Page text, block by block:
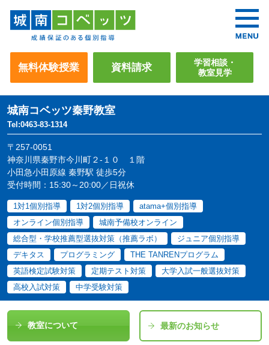
無料体験授業 資料請求
学習相談・
教室見学
城南コベッツ秦野教室
Tel:0463-83-1314
〒257-0051
神奈川県秦野市今川町２-１０ １階
小田急小田原線 秦野駅 徒歩5分
受付時間：15:30～20:00／日祝休
1対1個別指導 1対2個別指導
atama+個別指導
オンライン個別指導
城南予備校オンライン
総合型・学校推薦型選抜対策（推薦ラボ）
ジュニア個別指導
デキタス
プログラミング
THE TANRENプログラム
英語検定試験対策
定期テスト対策
大学入試一般選抜対策
高校入試対策
中学受験対策
教室について 最新のお知らせ